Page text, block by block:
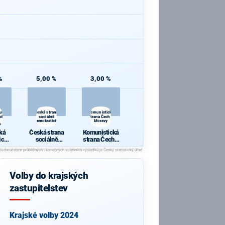
a
5,00 %
Česká strana
sociálně
demokratická
Česká strana
sociálně
demokratická
3,00 %
Komunistická
strana Čech a
Moravy
Komunistická
strana Čech a
Moravy
Volby do krajských
zastupitelstev
Krajské volby 2024